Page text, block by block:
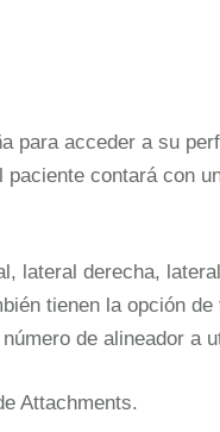
para acceder a su
contará con
lateral derecha,
tienen la opción
de alineador a
Attachments.